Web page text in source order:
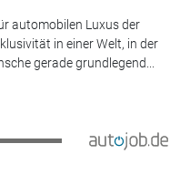
automobilen Luxus der
in einer Welt, in der
gerade grundlegend...